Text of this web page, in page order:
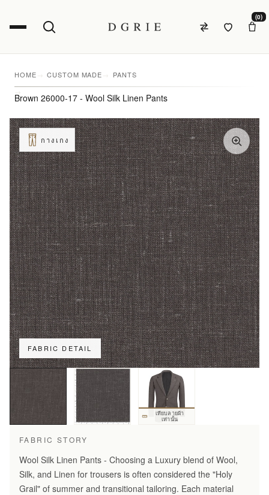
(0)
HOME CUSTOM MADE PANTS
Brown 26000-17 - Wool Silk Linen Pants
FABRIC DETAIL
กางเกง
เทียบลายผ้า
เท่านั้น
FABRIC STORY
Wool Silk Linen Pants - Choosing a Luxury blend of Wool,
Silk, and Linen for trousers is often considered the "Holy
Grail" of summer and transitional tailoring. Each material